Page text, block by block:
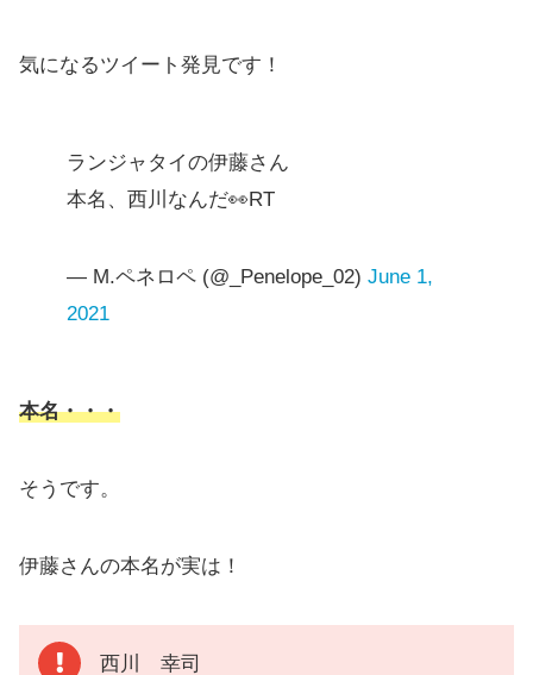
気になるツイート発見です！
ランジャタイの伊藤さん
本名、西川なんだ👀RT
— M.ペネロペ (@_Penelope_02) June 1,
2021
本名・・・
そうです。
伊藤さんの本名が実は！
西川 幸司